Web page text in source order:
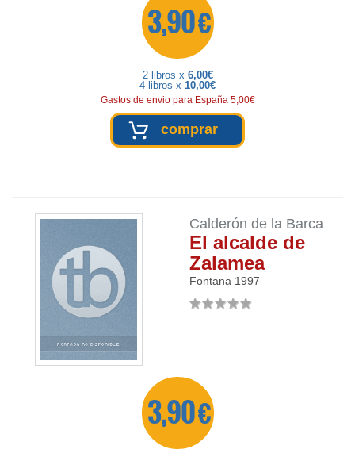
3,90 €
2 libros x 6,00€
4 libros x 10,00€
Gastos de envio para España 5,00€
comprar
Calderón de la Barca
El alcalde de
Zalamea
Fontana 1997
3,90 €